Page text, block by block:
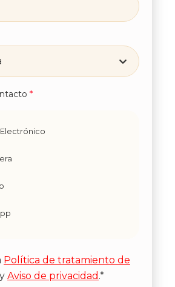
*
Política de tratamiento de
y Aviso de privacidad .*